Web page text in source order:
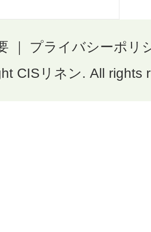
プライバシーポリ
CISリネン. All rights